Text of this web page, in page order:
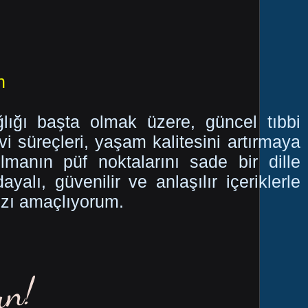
başta olmak üzere, güncel tıbbi
süreçleri, yaşam kalitesini artırmaya
püf noktalarını sade bir dille
güvenilir ve anlaşılır içeriklerle
amaçlıyorum.